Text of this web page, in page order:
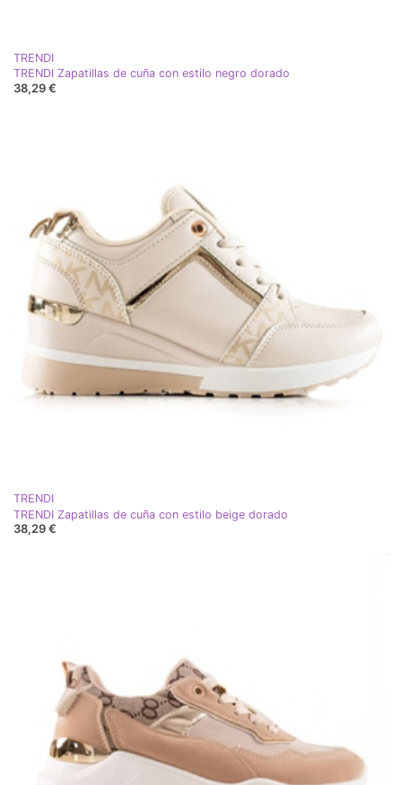
TRENDI
TRENDI Zapatillas de cuña con estilo negro dorado
38,29 €
TRENDI
TRENDI Zapatillas de cuña con estilo beige dorado
38,29 €